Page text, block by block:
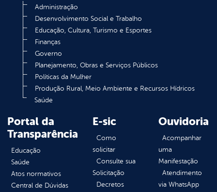
Administração
Desenvolvimento Social e Trabalho
Educação, Cultura, Turismo e Esportes
Finanças
Governo
Planejamento, Obras e Serviços Públicos
Políticas da Mulher
Produção Rural, Meio Ambiente e Recursos Hídricos
Saúde
Portal da
Transparência
Educação
Saúde
Atos normativos
Central de Dúvidas
E-sic
Como
solicitar
Consulte sua
Solicitação
Decretos
Ouvidoria
Acompanhar
uma
Manifestação
Atendimento
via WhatsApp